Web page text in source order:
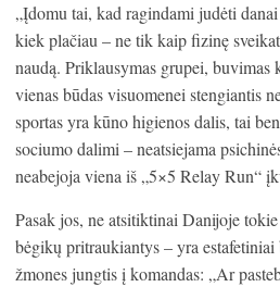
„Įdomu tai, kad ragindami judėti
kiek plačiau – ne tik kaip fizinę
naudą. Priklausymas grupei, buvimas
vienas būdas visuomenei stengiantis
sportas yra kūno higienos dalis, tai
sociumo dalimi – neatsiejama
neabejoja viena iš „5×5 Relay Run“
Pasak jos, ne atsitiktinai Danijoje
bėgikų pritraukiantys – yra
žmones jungtis į komandas: „Ar